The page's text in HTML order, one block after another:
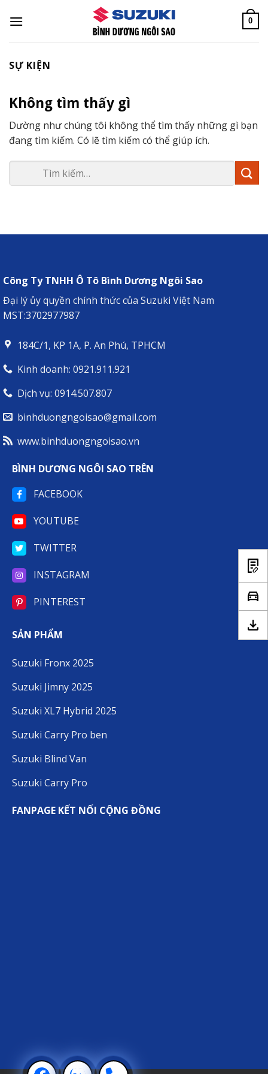
qua
0
Không tìm thấy gì
Dường như chúng tôi không thể tìm thấy những gì bạn
đang tìm kiếm. Có lẽ tìm kiếm có thể giúp ích.
Công Ty TNHH Ô Tô Bình Dương Ngôi Sao
Đại lý ủy quyền chính thức của Suzuki Việt Nam
MST:3702977987
184C/1, KP 1A, P. An Phú, TPHCM
Kinh doanh: 0921.911.921
Dịch vụ: 0914.507.807
binhduongngoisao@gmail.com
www.binhduongngoisao.vn
BÌNH DƯƠNG NGÔI SAO TRÊN
FACEBOOK
YOUTUBE
TWITTER
INSTAGRAM
PINTEREST
SẢN PHẨM
Suzuki Fronx 2025
Suzuki Jimny 2025
Suzuki XL7 Hybrid 2025
Suzuki Carry Pro ben
Suzuki Blind Van
Suzuki Carry Pro
FANPAGE KẾT NỐI CỘNG ĐỒNG